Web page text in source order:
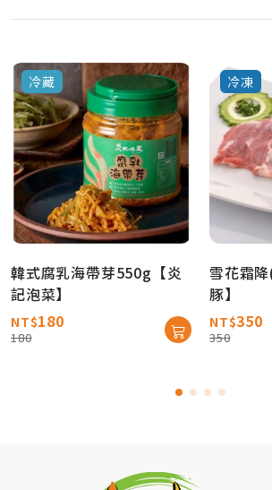
冷藏
韓式腐乳海帶芽550g【炎
記泡菜】
NT$180
180
冷凍
雪花霜
豚】
NT$350
350